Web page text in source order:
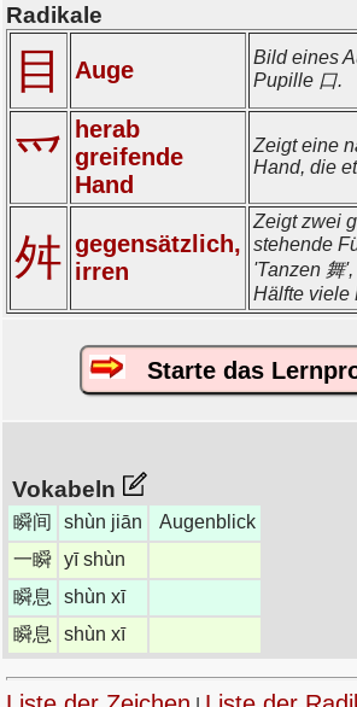
Radikale
目 Auge
Bild eines
Pupille 口.
爫
herab
greifende
Hand
Zeigt eine
Hand, die
舛 gegensätzlich,
irren
Zeigt zwei
stehende
'Tanzen 舞
Hälfte viele
Starte das
Vokabeln
瞬间 shùn jiān
Augenblick
一瞬 yī shùn
瞬息
shùn xī
瞬息
shùn xī